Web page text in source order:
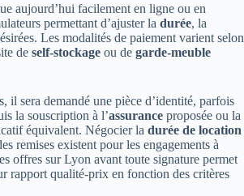
aujourd’hui facilement en ligne ou en
permettant d’ajuster la durée, la
Les modalités de paiement varient selon
de self-stockage ou de garde-meuble
il sera demandé une pièce d’identité, parfois
la souscription à l’assurance proposée ou la
équivalent. Négocier la durée de location
remises existent pour les engagements à
offres sur Lyon avant toute signature permet
rapport qualité-prix en fonction des critères